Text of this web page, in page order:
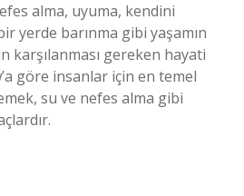
alma, uyuma, kendini
yerde barınma gibi yaşamın
karşılanması gereken hayati
göre insanlar için en temel
su ve nefes alma gibi